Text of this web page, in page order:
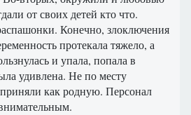
от своих детей кто что.
Конечно, злоключения
протекала тяжело, а
и упала, попала в
удивлена. Не по месту
как родную. Персонал